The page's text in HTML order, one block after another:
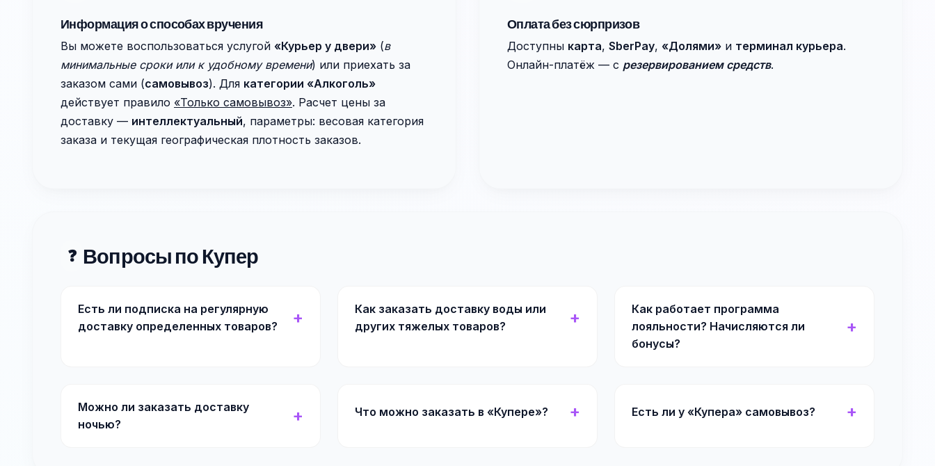
Информация о способах вручения
Вы можете воспользоваться услугой «Курьер у двери» (в
минимальные сроки или к удобному времени) или приехать за
заказом сами (самовывоз). Для категории «Алкоголь»
действует правило «Только самовывоз». Расчет цены за
доставку — интеллектуальный, параметры: весовая категория
заказа и текущая географическая плотность заказов.
Оплата без сюрпризов
Доступны карта, SberPay, «Долями» и терминал курьера.
Онлайн-платёж — с резервированием средств.
❓ Вопросы по Купер
Есть ли подписка на регулярную
доставку определенных товаров?
Как заказать доставку воды или
других тяжелых товаров?
Как работает программа
лояльности? Начисляются ли
бонусы?
Можно ли заказать доставку
ночью?
Что можно заказать в «Купере»? Есть ли у «Купера» самовывоз?